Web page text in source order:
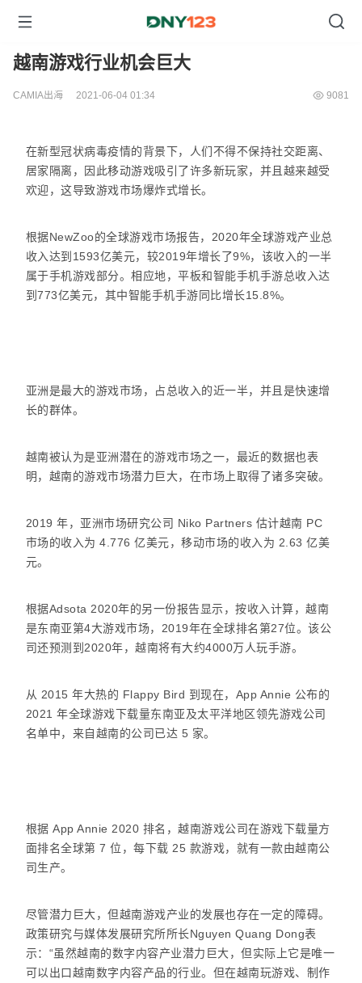
越南游戏行业机会巨大
CAMIA出海 2021-06-04 01:34 9081
在新型冠状病毒疫情的背景下，人们不得不保持社交距离、
居家隔离，因此移动游戏吸引了许多新玩家，并且越来越受
欢迎，这导致游戏市场爆炸式增长。
根据NewZoo的全球游戏市场报告，2020年全球游戏产业总
收入达到1593亿美元，较2019年增长了9%，该收入的一半
属于手机游戏部分。相应地，平板和智能手机手游总收入达
到773亿美元，其中智能手机手游同比增长15.8%。
亚洲是最大的游戏市场，占总收入的近一半，并且是快速增
长的群体。
越南被认为是亚洲潜在的游戏市场之一，最近的数据也表
明，越南的游戏市场潜力巨大，在市场上取得了诸多突破。
2019 年，亚洲市场研究公司 Niko Partners 估计越南 PC
市场的收入为 4.776 亿美元，移动市场的收入为 2.63 亿美
元。
根据Adsota 2020年的另一份报告显示，按收入计算，越南
是东南亚第4大游戏市场，2019年在全球排名第27位。该公
司还预测到2020年，越南将有大约4000万人玩手游。
从 2015 年大热的 Flappy Bird 到现在，App Annie 公布的
2021 年全球游戏下载量东南亚及太平洋地区领先游戏公司
名单中，来自越南的公司已达 5 家。
根据 App Annie 2020 排名，越南游戏公司在游戏下载量方
面排名全球第 7 位，每下载 25 款游戏，就有一款由越南公
司生产。
尽管潜力巨大，但越南游戏产业的发展也存在一定的障碍。
政策研究与媒体发展研究所所长Nguyen Quang Dong表
示：“虽然越南的数字内容产业潜力巨大，但实际上它是唯一
可以出口越南数字内容产品的行业。但在越南玩游戏、制作